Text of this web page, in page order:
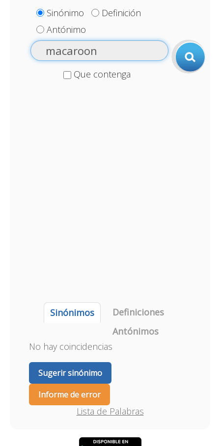
Sinónimo
Definición
Antónimo
Que contenga
Sinónimos
Definiciones
Antónimos
No hay coincidencias
Sugerir sinónimo
Informe de error
Lista de Palabras